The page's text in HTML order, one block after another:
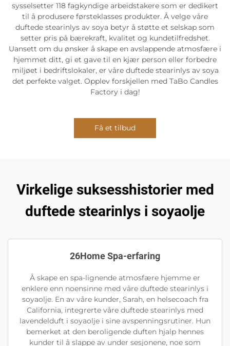
sysselsetter 118 fagkyndige arbeidstakere som er dedikert
til å produsere førsteklasses produkter. Å velge våre
duftede stearinlys av soya betyr å støtte et selskap som
setter pris på bærekraft, kvalitet og kundetilfredshet.
Uansett om du ønsker å skape en avslappende atmosfære i
hjemmet ditt, gi et gave til en kjær person eller forbedre
miljøet i bedriftslokaler, er våre duftede stearinlys av soya
det perfekte valget. Opplev forskjellen med TaBo Candles
Factory i dag!
Få et tilbud
Virkelige suksesshistorier med
duftede stearinlys i soyaolje
26Home Spa-erfaring
Å skape en spa-lignende atmosfære hjemme er
enklere enn noensinne med våre duftede stearinlys i
soyaolje. En av våre kunder, Sarah, en helsecoach fra
California, integrerte våre duftede stearinlys med
lavendelduft i soyaolje i sine avspenningsrutiner. Hun
bemerket at den beroligende duften hjalp hennes
kunder til å slappe av under sesjonene, noe som